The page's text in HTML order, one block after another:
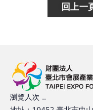
回上一
瀏覽人次 ..